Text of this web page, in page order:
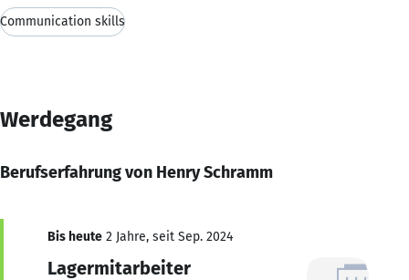
Communication skills
Werdegang
Berufserfahrung von Henry Schramm
Bis heute 2 Jahre, seit Sep. 2024
Lagermitarbeiter